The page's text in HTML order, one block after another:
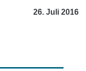
26. Juli 2016